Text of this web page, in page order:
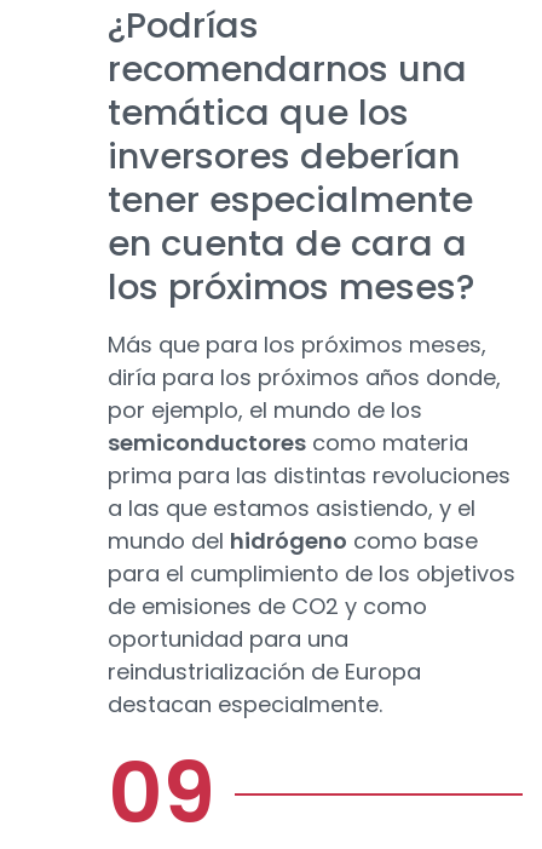
¿Podrías
recomendarnos una
temática que los
inversores deberían
tener especialmente
en cuenta de cara a
los próximos meses?
Más que para los próximos meses,
diría para los próximos años donde,
por ejemplo, el mundo de los
semiconductores como materia
prima para las distintas revoluciones
a las que estamos asistiendo, y el
mundo del hidrógeno como base
para el cumplimiento de los objetivos
de emisiones de CO2 y como
oportunidad para una
reindustrialización de Europa
destacan especialmente.